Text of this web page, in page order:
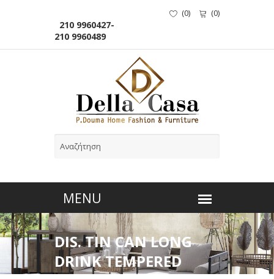
210 9960427-
210 9960489
(0) (0)
DIS. TIN CAN LONG
DRINK TEMPERED